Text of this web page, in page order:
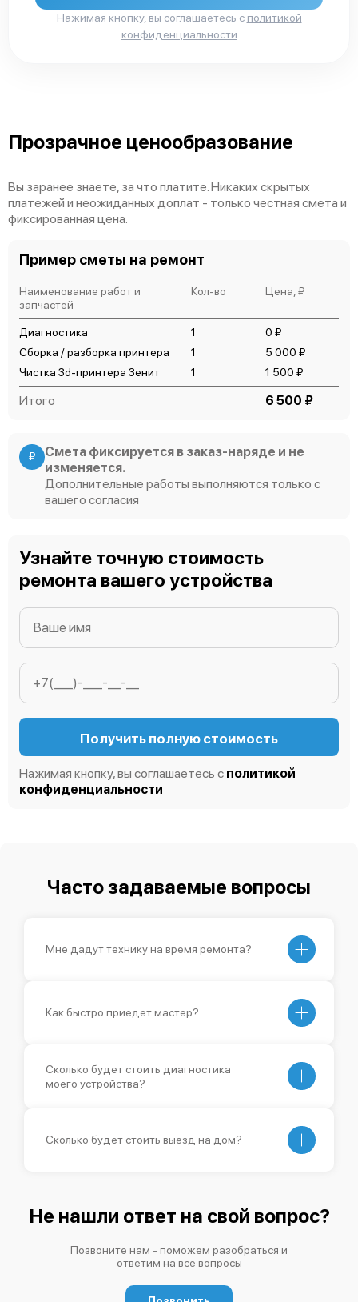
Нажимая кнопку, вы соглашаетесь с политикой
конфиденциальности
Прозрачное ценообразование
Вы заранее знаете, за что платите. Никаких скрытых
платежей и неожиданных доплат - только честная смета и
фиксированная цена.
Пример сметы на ремонт
Наименование работ и
запчастей
Кол-во Цена, ₽
Диагностика 1
0 ₽
Сборка / разборка принтера
1
5 000 ₽
Чистка 3d-принтера Зенит
1 1 500 ₽
Итого 6 500 ₽
₽
Смета фиксируется в заказ-наряде и не
изменяется.
Дополнительные работы выполняются только с
вашего согласия
Узнайте точную стоимость
ремонта вашего устройства
Получить полную стоимость
Нажимая кнопку, вы соглашаетесь с политикой
конфиденциальности
Часто задаваемые вопросы
Мне дадут технику на время ремонта?
Как быстро приедет мастер?
Сколько будет стоить диагностика
моего устройства?
Сколько будет стоить выезд на дом?
Не нашли ответ на свой вопрос?
Позвоните нам - поможем разобраться и
ответим на все вопросы